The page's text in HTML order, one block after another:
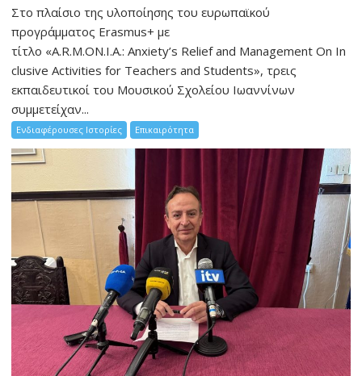
Στο πλαίσιο της υλοποίησης του ευρωπαϊκού
προγράμματος Erasmus+ με
τίτλο «A.R.M.ON.I.A.: Anxiety’s Relief and Management On In
clusive Activities for Teachers and Students», τρεις
εκπαιδευτικοί του Μουσικού Σχολείου Ιωαννίνων
συμμετείχαν...
Ενδιαφέρουσες Ιστορίες Επικαιρότητα